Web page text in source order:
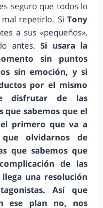
seguro que todos lo
repetirlo. Si Tony
a sus «pequeños»,
antes. Si usara la
sin puntos
sin emoción, y si
por el mismo
disfrutar de las
que sabemos que el
primero que va a
olvidarnos de
que sabemos que
de las
una resolución
Así que
ese plan no, nos